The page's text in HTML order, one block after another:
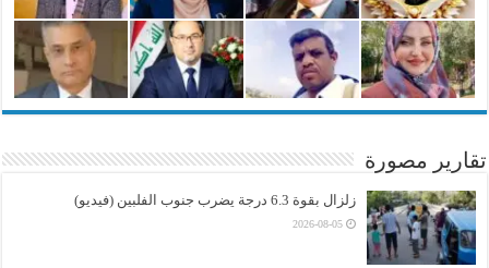
تقارير مصورة
زلزال بقوة 6.3 درجة يضرب جنوب الفلبين (فيديو)
2026-08-05